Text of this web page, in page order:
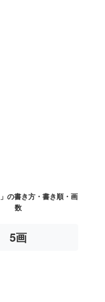
」の書き方・書き順・画
数
5画